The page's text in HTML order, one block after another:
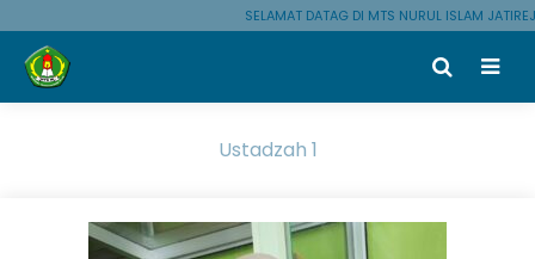
SELAMAT DATAG DI MTS NURUL ISLAM
Ustadzah 1